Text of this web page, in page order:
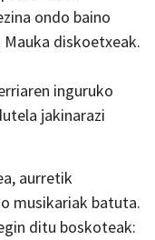
ondo baino
diskoetxeak.
inguruko
jakinarazi
aurretik
musikariak batuta.
ditu boskoteak: